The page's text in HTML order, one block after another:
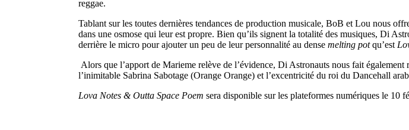
reggae.
Tablant sur les toutes dernières tendances de production musicale, BoB et Lou nous
dans une osmose qui leur est propre. Bien qu’ils signent la totalité des musiques, Di
derrière le micro pour ajouter un peu de leur personnalité au dense melting potqu’est
Alors que l’apport de Marieme relève de l’évidence, Di Astronauts nous fait également
l’inimitable Sabrina Sabotage (Orange Orange) et l’excentricité du roi du Dancehall
Lova Notes & Outta Space Poem sera disponible sur les plateformes numériques le 10